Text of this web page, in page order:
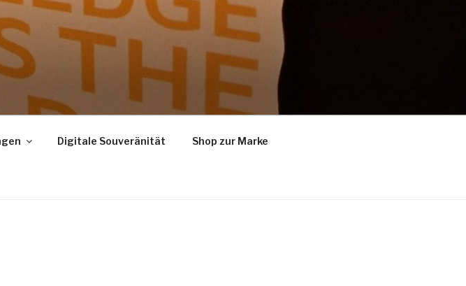
Digitale Souveränität Shop zur Marke